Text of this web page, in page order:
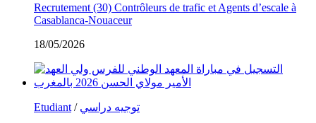
Recrutement (30) Contrôleurs de trafic et Agents d’escale à
Casablanca-Nouaceur
18/05/2026
Etudiant / توجيه دراسي